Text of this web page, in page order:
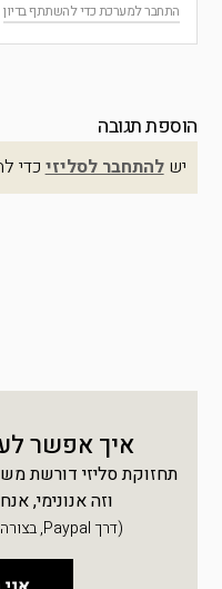
התחבר למערכת כדי להשתתף בדיון
הוספת תגובה
ישלהתחבר לסליזיכדי
איך אפשר
תחזוקת סליזי דורשת
וזה אנונימי,
(דרך Paypal, בצורה מאובטחת, אנונימית ומהירה)